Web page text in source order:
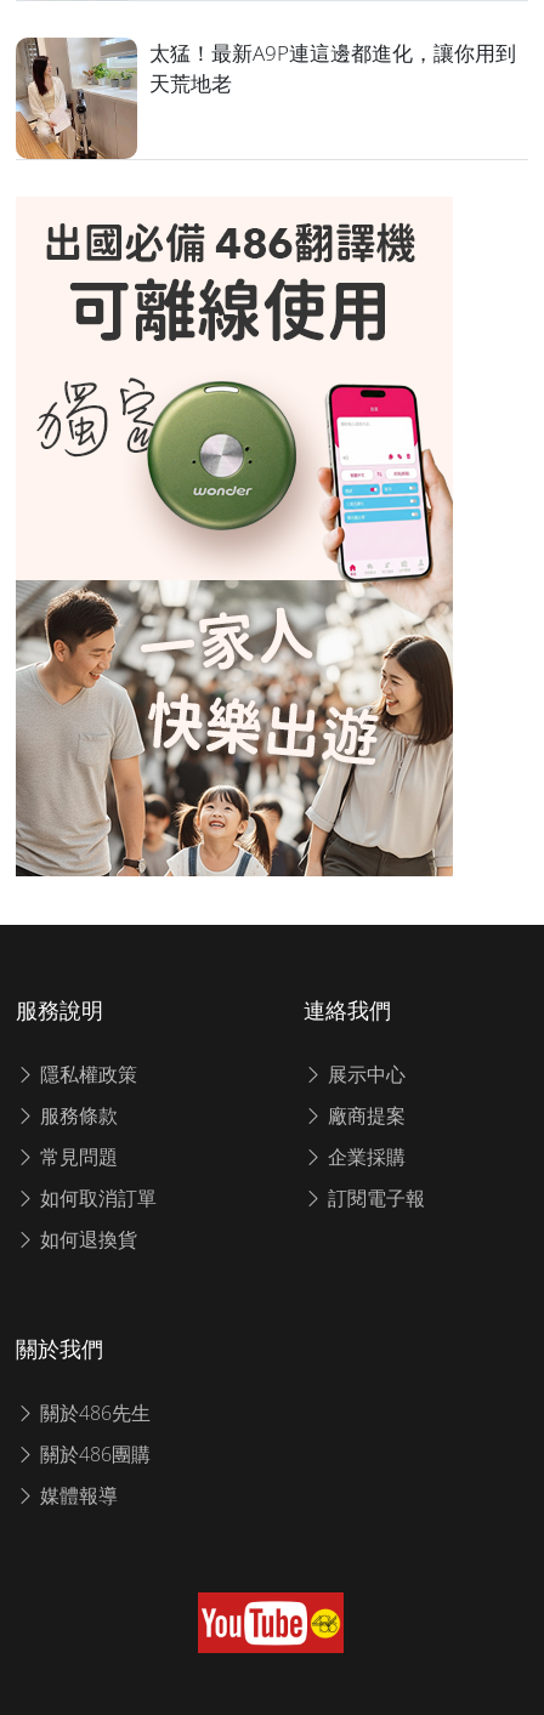
太猛！最新A9P連這邊都進化，讓你用到
天荒地老
服務說明
隱私權政策
服務條款
常見問題
如何取消訂單
如何退換貨
連絡我們
展示中心
廠商提案
企業採購
訂閱電子報
關於我們
關於486先生
關於486團購
媒體報導